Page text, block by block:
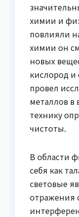
химии и
повлияли
химии он
новых
кислород и
провел
металлов в
технику
чистоты.
В области
себя как
световые
отражения